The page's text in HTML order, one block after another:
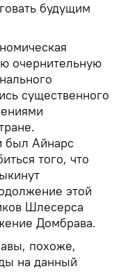
будущим
очернительную
существенного
был Айнарс
того, что
этой
Шлесерса
Домбрава.
похоже,
на данный